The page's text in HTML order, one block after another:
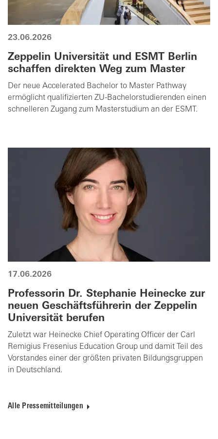
23.06.2026
Zeppelin Universität und ESMT Berlin
schaffen direkten Weg zum Master
Der neue Accelerated Bachelor to Master Pathway
ermöglicht qualifizierten ZU-Bachelorstudierenden einen
schnelleren Zugang zum Masterstudium an der ESMT.
17.06.2026
Professorin Dr. Stephanie Heinecke zur
neuen Geschäftsführerin der Zeppelin
Universität berufen
Zuletzt war Heinecke Chief Operating Officer der Carl
Remigius Fresenius Education Group und damit Teil des
Vorstandes einer der größten privaten Bildungsgruppen
in Deutschland.
Alle Pressemitteilungen